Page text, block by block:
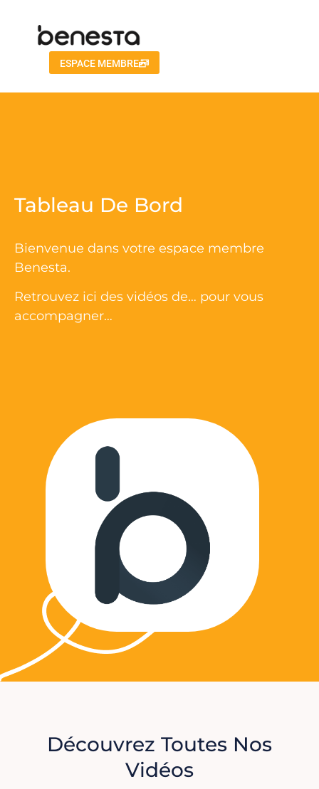
ESPACE MEMBRE
Tableau De Bord
Bienvenue dans votre espace membre
Benesta.
Retrouvez ici des vidéos de… pour vous
accompagner…
Découvrez Toutes Nos
Vidéos